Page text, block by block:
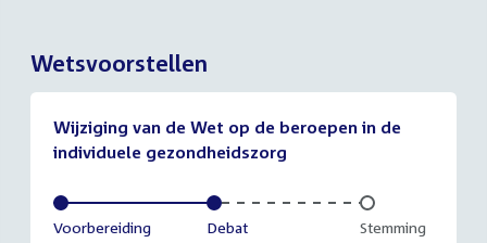
Wetsvoorstellen
Wijziging van de Wet op de beroepen in de
individuele gezondheidszorg
Voltooid:
Voorbereiding Voltooid:
Debat Onvoltooid:
Stemming